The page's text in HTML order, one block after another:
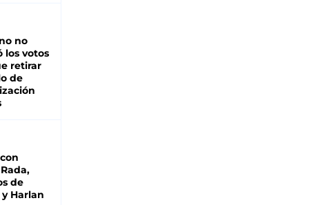
no
los votos
retirar
de
de
Harlan